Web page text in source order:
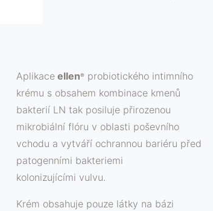
Aplikaceellen® probiotického intimního
krému s obsahem kombinace kmenů
bakterií LN tak posiluje přirozenou
mikrobiální flóru v oblasti poševního
vchodu a vytváří ochrannou bariéru před
patogenními bakteriemi
kolonizujícími vulvu.
Krém obsahuje pouze látky na bázi